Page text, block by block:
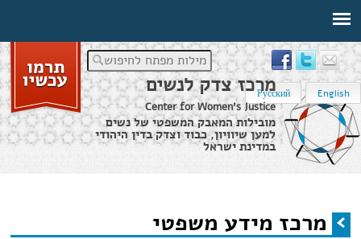
מילות מפתח לחיפוש
English
Русский
מרכז צדק לנשים
Center for Women's Justice
מובילות המאבק המשפטי של נשים
למען שיוויון, כבוד וצדק בדין היהודי
במדינת ישראל
הינך נמצא כאן
מרכז מידע משפטי